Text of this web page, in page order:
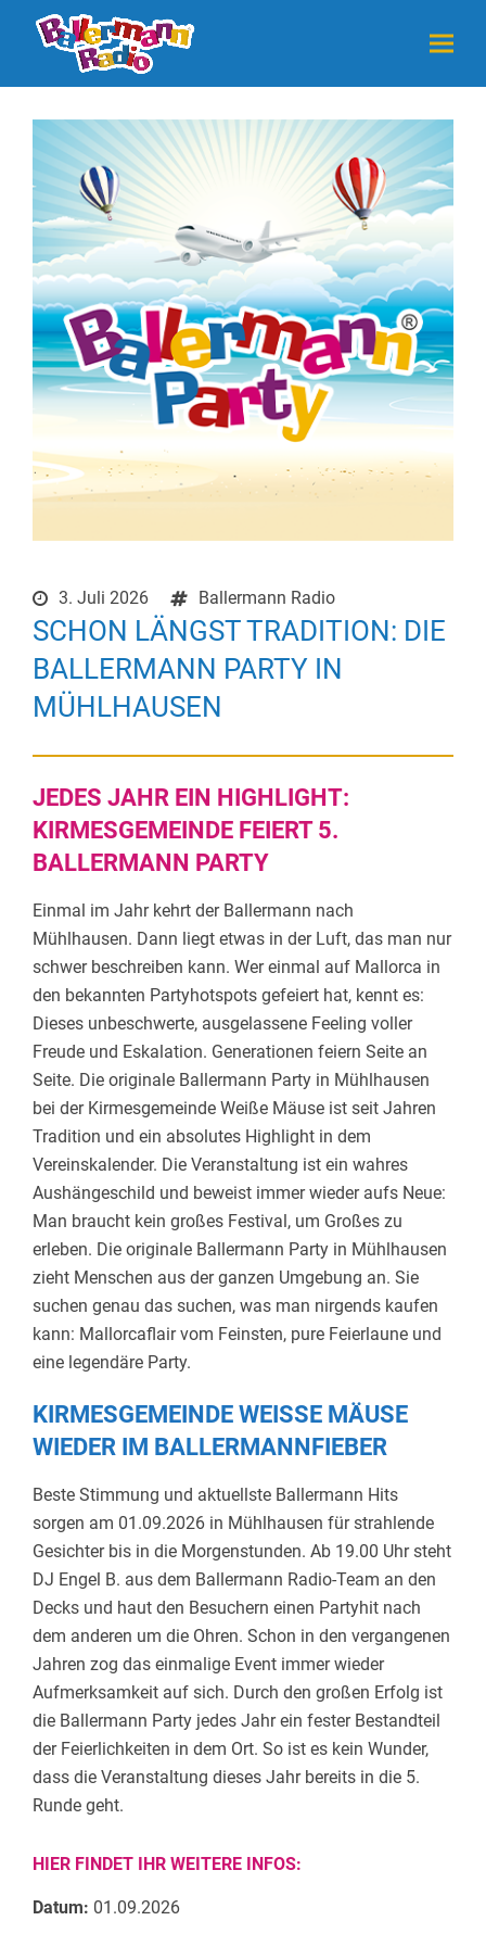
3. Juli 2026 Ballermann Radio
SCHON LÄNGST TRADITION: DIE
BALLERMANN PARTY IN
MÜHLHAUSEN
JEDES JAHR EIN HIGHLIGHT:
KIRMESGEMEINDE FEIERT 5.
BALLERMANN PARTY
Einmal im Jahr kehrt der Ballermann nach
Mühlhausen. Dann liegt etwas in der Luft, das man nur
schwer beschreiben kann. Wer einmal auf Mallorca in
den bekannten Partyhotspots gefeiert hat, kennt es:
Dieses unbeschwerte, ausgelassene Feeling voller
Freude und Eskalation. Generationen feiern Seite an
Seite. Die originale Ballermann Party in Mühlhausen
bei der Kirmesgemeinde Weiße Mäuse ist seit Jahren
Tradition und ein absolutes Highlight in dem
Vereinskalender. Die Veranstaltung ist ein wahres
Aushängeschild und beweist immer wieder aufs Neue:
Man braucht kein großes Festival, um Großes zu
erleben. Die originale Ballermann Party in Mühlhausen
zieht Menschen aus der ganzen Umgebung an. Sie
suchen genau das suchen, was man nirgends kaufen
kann: Mallorcaflair vom Feinsten, pure Feierlaune und
eine legendäre Party.
KIRMESGEMEINDE WEISSE MÄUSE W
IEDER IM BALLERMANNFIEBER
Beste Stimmung und aktuellste Ballermann Hits
sorgen am 01.09.2026 in Mühlhausen für strahlende
Gesichter bis in die Morgenstunden. Ab 19.00 Uhr steht
DJ Engel B. aus dem Ballermann Radio-Team an den
Decks und haut den Besuchern einen Partyhit nach
dem anderen um die Ohren. Schon in den vergangenen
Jahren zog das einmalige Event immer wieder
Aufmerksamkeit auf sich. Durch den großen Erfolg ist
die Ballermann Party jedes Jahr ein fester Bestandteil
der Feierlichkeiten in dem Ort. So ist es kein Wunder,
dass die Veranstaltung dieses Jahr bereits in die 5.
Runde geht.
HIER FINDET IHR WEITERE INFOS:
Datum: 01.09.2026